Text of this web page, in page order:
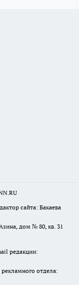
сайта: Бакаева
дом № 80, кв. 31
редакции:
отдела: